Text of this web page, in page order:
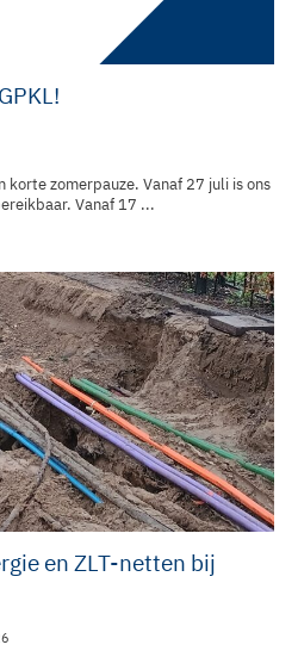
korte zomerpauze. Vanaf 27 juli is ons
Vanaf 17 ...
en ZLT-netten bij